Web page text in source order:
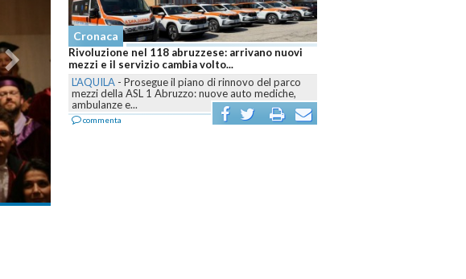
Cronaca
Rivoluzione nel 118 abruzzese: arrivano nuovi
mezzi e il servizio cambia volto...
L'AQUILA - Prosegue il piano di rinnovo del parco
mezzi della ASL 1 Abruzzo: nuove auto mediche,
ambulanze e...
commenta